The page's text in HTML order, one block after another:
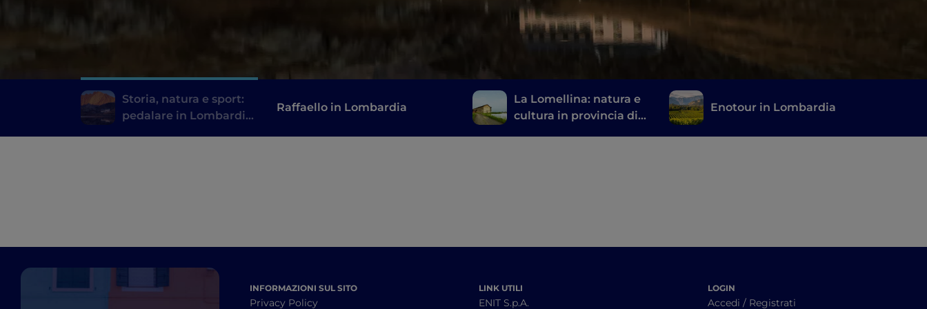
Storia, natura e sport:
pedalare in Lombardia
Raffaello in Lombardia
La Lomellina: natura e
cultura in provincia di
Enotour in Lombardia
INFORMAZIONI SUL SITO
Privacy Policy
LINK UTILI
ENIT S.p.A.
LOGIN
Accedi / Registrati